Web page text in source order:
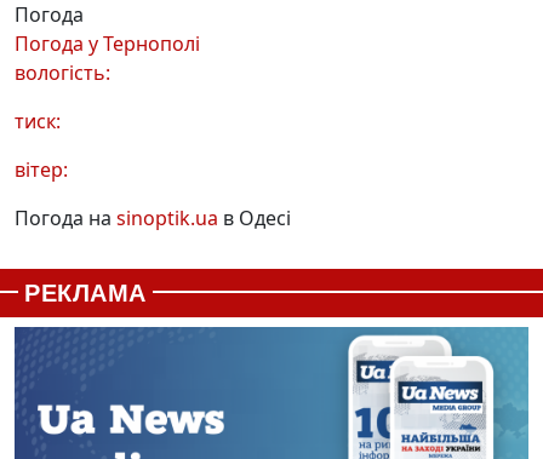
Погода
Погода уТернополі
вологість:
тиск:
вітер:
Погода на sinoptik.ua в Одесі
РЕКЛАМА